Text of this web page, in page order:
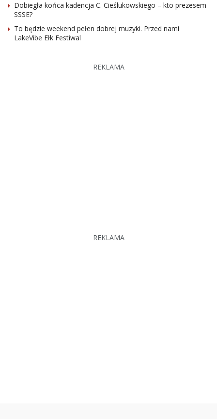
Dobiegła końca kadencja C. Cieślukowskiego – kto prezesem
SSSE?
To będzie weekend pełen dobrej muzyki. Przed nami
LakeVibe Ełk Festiwal
REKLAMA
REKLAMA